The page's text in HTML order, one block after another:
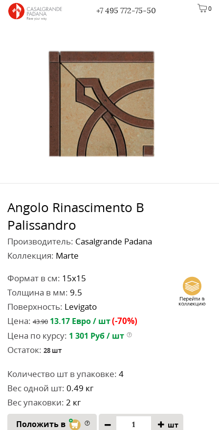
0
+7 495 772-75-50
Angolo Rinascimento B
Palissandro
Производитель: Casalgrande Padana
Коллекция: Marte
Формат в см: 15x15
Толщина в мм: 9.5
Поверхность: Levigato
Цена: 43.90 13.17 Евро / шт(-70%)
Цена по курсу: 1 301 Руб / шт
Остаток: 28 шт
Количество шт в упаковке: 4
Вес одной шт: 0.49 кг
Вес упаковки: 2 кг
Положить в шт